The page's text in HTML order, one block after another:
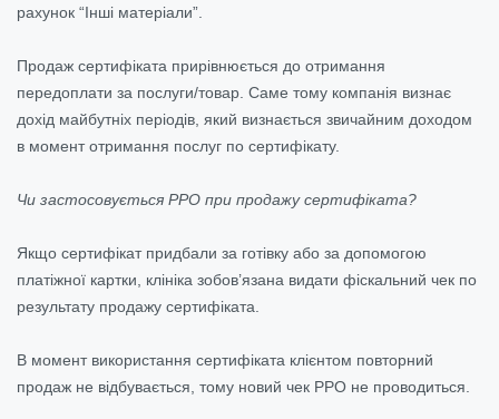
рахунок “Інші матеріали”.
Продаж сертифіката прирівнюється до отримання
передоплати за послуги/товар. Саме тому компанія визнає
дохід майбутніх періодів, який визнається звичайним доходом
в момент отримання послуг по сертифікату.
Чи застосовується РРО при продажу сертифіката?
Якщо сертифікат придбали за готівку або за допомогою
платіжної картки, клініка зобов’язана видати фіскальний чек по
результату продажу сертифіката.
В момент використання сертифіката клієнтом повторний
продаж не відбувається, тому новий чек РРО не проводиться.